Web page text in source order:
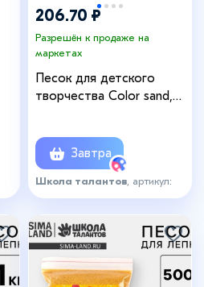
206.70 ₽
Разрешён к продаже на
маркетах
Песок для детского
творчества Color sand,
Завтра
Школа талантов , артикул:
6896576